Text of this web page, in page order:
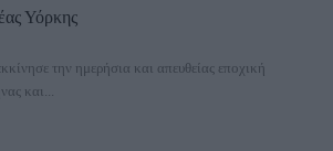
Υόρκης
την ημερήσια και απευθείας εποχική
και...